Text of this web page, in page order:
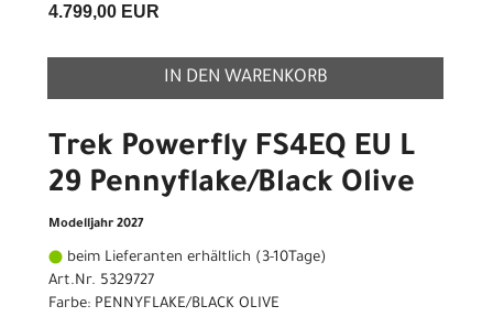
4.799,00 EUR
IN DEN WARENKORB
Trek Powerfly FS4EQ EU L
29 Pennyflake/Black Olive
Modelljahr 2027
beim Lieferanten erhältlich (3-10Tage)
Art.Nr. 5329727
Farbe: PENNYFLAKE/BLACK OLIVE